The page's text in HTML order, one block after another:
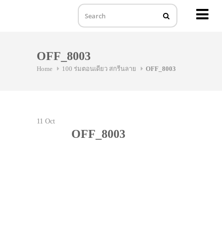
OFF_8003
Home 100 ร่มตอนเดียว สกรีนลาย OFF_8003
11 Oct
OFF_8003